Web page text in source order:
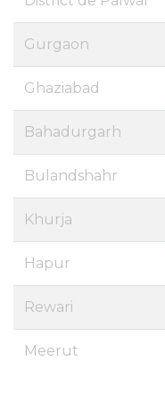
Gurgaon
Ghaziabad
Bahadurgarh
Bulandshahr
Khurja
Hapur
Rewari
Meerut